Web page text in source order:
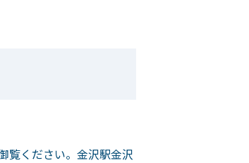
覧ください。金沢駅金沢